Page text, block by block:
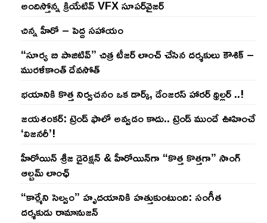
అందిస్తోన్న క్రియేటివ్ VFX సూపర్‌వైజర్
చిన్న హీరో – పెద్ద సహాయం
“సూర్య బి పాజిటివ్” చిత్ర టీజర్ లాంచ్ చేసిన‌ దర్శకులు కౌశిక్ –
మురళీకాంత్ దేవసోత్
భయానికి కొత్త నిర్వచనం ఒక డార్క్, డేంజరస్ హారర్ థ్రిల్లర్ ..!
జయశంకర్: ట్రెండ్‌ ఫాలో అవ్వడం కాదు.. ట్రెండ్‌ ముందే ఊహించే
‘విజనరీ’!
హీరోయిన్ శ్రీజ డైరెక్ష‌న్ & హీరోయిన్‌గా “కొత్త కొత్తగా” సాంగ్
ఆల్బమ్ లాంఛ్
“కార్మేని సెల్వం” హృదయానికి హత్తుకుంటుంది: సంగీత
దర్శకుడు రామానుజన్